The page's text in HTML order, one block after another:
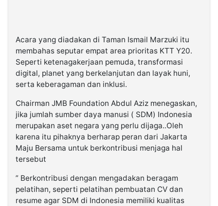
Acara yang diadakan di Taman Ismail Marzuki itu
membahas seputar empat area prioritas KTT Y20.
Seperti ketenagakerjaan pemuda, transformasi
digital, planet yang berkelanjutan dan layak huni,
serta keberagaman dan inklusi.
Chairman JMB Foundation Abdul Aziz menegaskan,
jika jumlah sumber daya manusi ( SDM) Indonesia
merupakan aset negara yang perlu dijaga..Oleh
karena itu pihaknya berharap peran dari Jakarta
Maju Bersama untuk berkontribusi menjaga hal
tersebut
” Berkontribusi dengan mengadakan beragam
pelatihan, seperti pelatihan pembuatan CV dan
resume agar SDM di Indonesia memiliki kualitas